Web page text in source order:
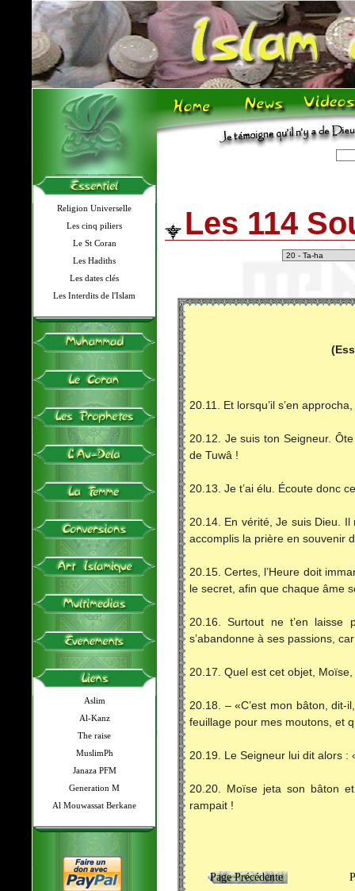
Religion Universelle
Les cinq piliers
Le St Coran
Les Hadiths
Les dates clés
Les Interdits de l'Islam
Aslim
Al-Kanz
The raise
MuslimPh
Janaza PFM
Generation M
Al Mouwassat Berkane
Les 114
20.11. Et lorsqu’il s’en
20.12. Je suis ton Seigneur.
de Tuwâ !
20.13. Je t’ai élu. Écoute donc
20.14. En vérité, Je suis Dieu. Il
accomplis la prière en souvenir
20.15. Certes, l’Heure doit
le secret, afin que chaque âme
20.16. Surtout ne t’en laisse
s’abandonne à ses passions,
20.17. Quel est cet objet,
20.18. – «C’est mon bâton, dit-
feuillage pour mes moutons, et
20.19. Le Seigneur lui dit alors :
20.20. Moïse jeta son bâton
rampait !
Page Précédente